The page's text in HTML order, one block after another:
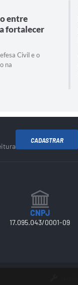
entre
fortalecer
Civil e o
na
CADASTRAR
CNPJ
17.095.043/0001-09